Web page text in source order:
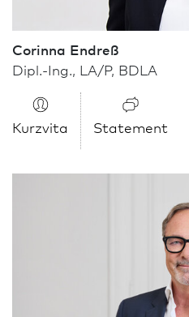
Corinna Endreß
Dipl.-Ing., LA/P, BDLA
Kurzvita Statement